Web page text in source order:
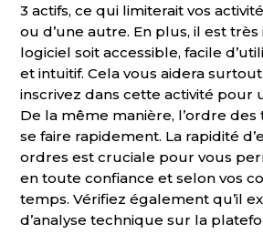
3 actifs, ce qui limiterait vos
ou d’une autre. En plus, il est
logiciel soit accessible, facile
et intuitif. Cela vous aidera
inscrivez dans cette activité pour
De la même manière, l’ordre des
se faire rapidement. La rapidité
ordres est cruciale pour vous
en toute confiance et selon vos
temps. Vérifiez également qu’il
d’analyse technique sur la